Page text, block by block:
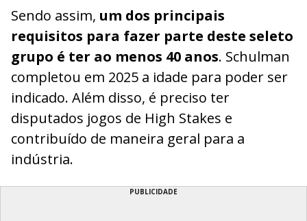
Sendo assim, um dos principais
requisitos para fazer parte deste seleto
grupo é ter ao menos 40 anos. Schulman
completou em 2025 a idade para poder ser
indicado. Além disso, é preciso ter
disputados jogos de High Stakes e
contribuído de maneira geral para a
indústria.
PUBLICIDADE